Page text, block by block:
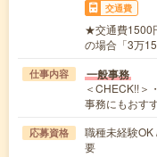
交通費
★交通費1500
の場合「3万
仕事内容 一般事務
＜CHECK!!＞
事務にもおす
応募資格
職種未経験OK
要